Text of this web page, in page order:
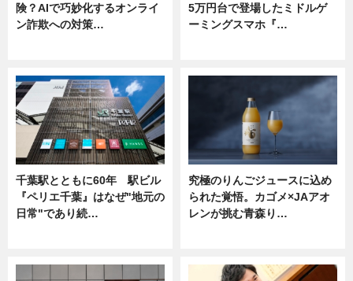
険？AIで巧妙化するオンライ
ン詐欺への対策…
5万円台で登場したミドルゲ
ーミングスマホ『…
千葉駅とともに60年 駅ビル
『ペリエ千葉』はなぜ"地元の
日常"であり続…
究極のりんごジュースに込め
られた覚悟。カゴメ×JAアオ
レンが挑む青森り…